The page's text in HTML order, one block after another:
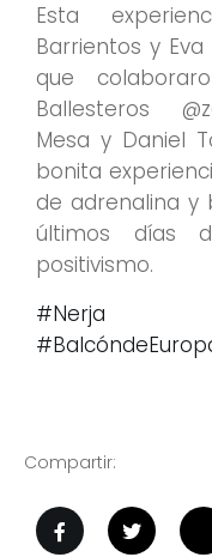
Esta
Barrientos y
que
Ballesteros
Mesa y Daniel
bonita
de adrenalina y
últimos días
positivismo.
#Nerja
Compartir: